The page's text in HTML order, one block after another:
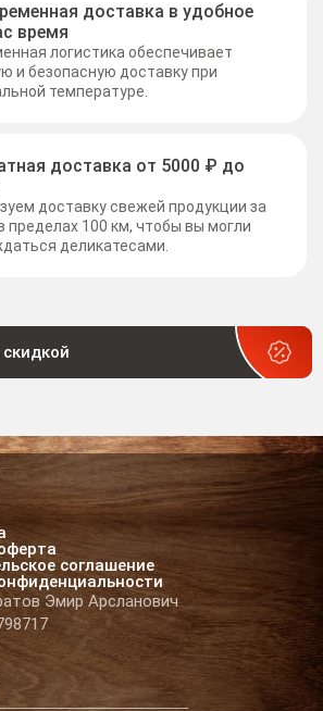
доставка в удобное
время
логистика обеспечивает
и безопасную доставку при
температуре.
доставка от 5000 ₽ до
доставку свежей продукции за
100 км, чтобы вы могли
деликатесами.
соглашение
Эмир Арсланович